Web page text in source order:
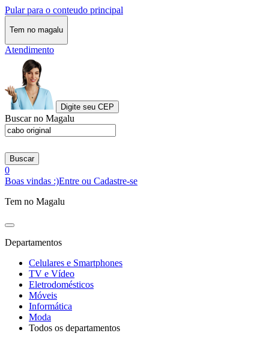
Pular para o conteudo principal
Tem no magalu
Atendimento
Digite seu CEP
Buscar no Magalu
Buscar
0
Boas vindas :)Entre ou Cadastre-se
Tem no Magalu
Departamentos
Celulares e Smartphones
TV e Vídeo
Eletrodomésticos
Móveis
Informática
Moda
Todos os departamentos